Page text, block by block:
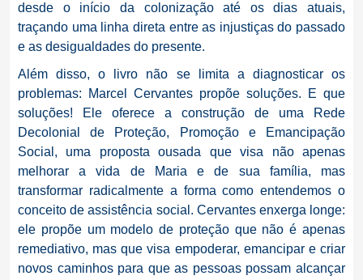
desde o início da colonização até os dias atuais,
traçando uma linha direta entre as injustiças do passado
e as desigualdades do presente.
Além disso, o livro não se limita a diagnosticar os
problemas: Marcel Cervantes propõe soluções. E que
soluções! Ele oferece a construção de uma Rede
Decolonial de Proteção, Promoção e Emancipação
Social, uma proposta ousada que visa não apenas
melhorar a vida de Maria e de sua família, mas
transformar radicalmente a forma como entendemos o
conceito de assistência social. Cervantes enxerga longe:
ele propõe um modelo de proteção que não é apenas
remediativo, mas que visa empoderar, emancipar e criar
novos caminhos para que as pessoas possam alcançar